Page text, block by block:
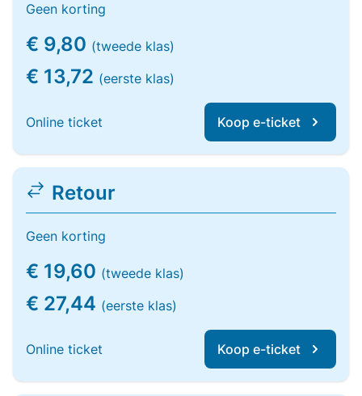
Geen korting
€ 9,80 (tweede klas)
€ 13,72 (eerste klas)
Online ticket Koop e-ticket
Retour
Geen korting
€ 19,60 (tweede klas)
€ 27,44 (eerste klas)
Online ticket Koop e-ticket